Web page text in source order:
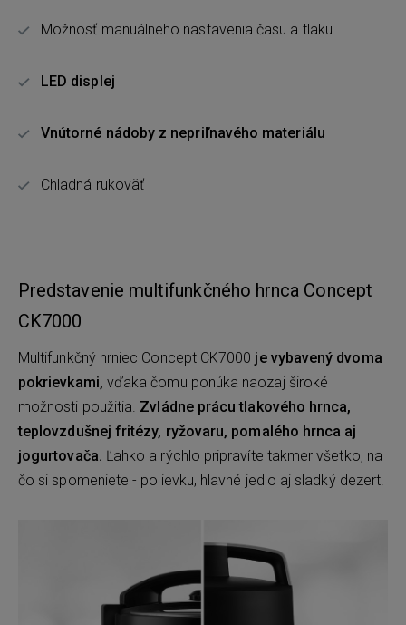
Možnosť manuálneho nastavenia času a tlaku
LED displej
Vnútorné nádoby z nepriľnavého materiálu
Chladná rukoväť
Predstavenie multifunkčného hrnca Concept
CK7000
Multifunkčný hrniec Concept CK7000 je vybavený dvoma
pokrievkami, vďaka čomu ponúka naozaj široké
možnosti použitia. Zvládne prácu tlakového hrnca,
teplovzdušnej fritézy, ryžovaru, pomalého hrnca aj
jogurtovača. Ľahko a rýchlo pripravíte takmer všetko, na
čo si spomeniete - polievku, hlavné jedlo aj sladký dezert.